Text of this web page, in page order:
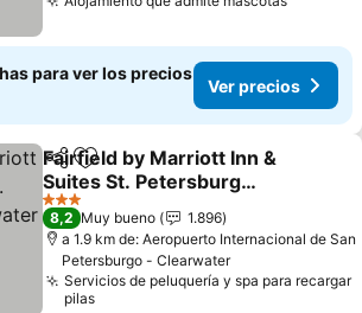
para ver los precios
Ver precios
CompartirAñadir a favoritos
Fairfield by Marriott Inn &
Suites St. Petersburg
Clearwater
3 Estrellas
8,2 Muy bueno
1.896
a 1.9 km de: Aeropuerto Internacional de San
Petersburgo - Clearwater
Servicios de peluquería y spa para recargar
pilas